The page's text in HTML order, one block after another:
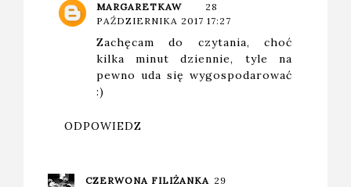
MARGARETKAW
28
PAŹDZIERNIKA 2017 17:27
Zachęcam do czytania, choć
kilka minut dziennie, tyle na
pewno uda się wygospodarować
:)
ODPOWIEDZ
CZERWONA FILIŻANKA 29